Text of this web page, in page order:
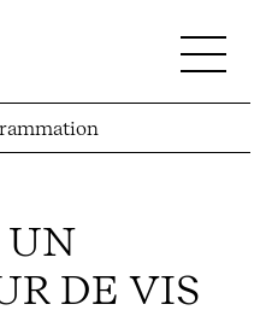
UN
DE VIS